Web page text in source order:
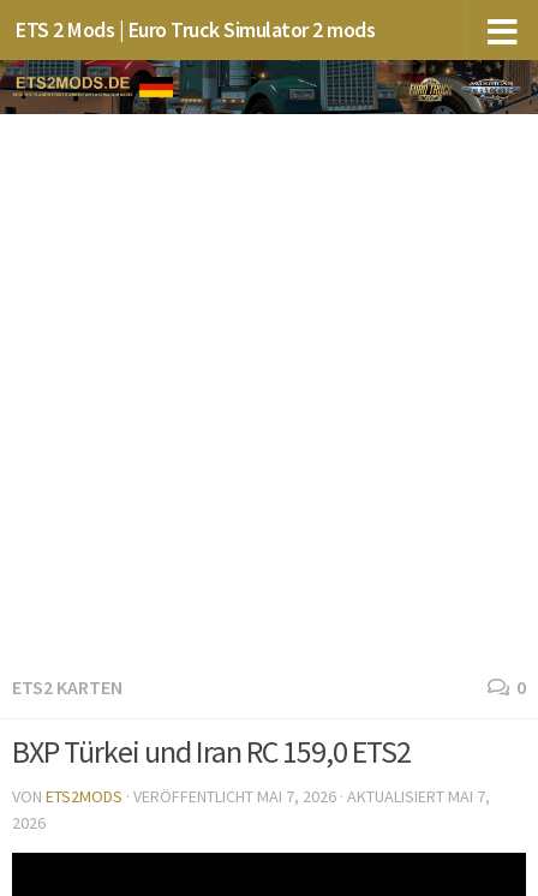
ETS 2 Mods | Euro Truck Simulator 2 mods
ETS2 KARTEN 0
BXP Türkei und Iran RC 159,0 ETS2
VON ETS2MODS · VERÖFFENTLICHT MAI 7, 2026 · AKTUALISIERT MAI 7,
2026